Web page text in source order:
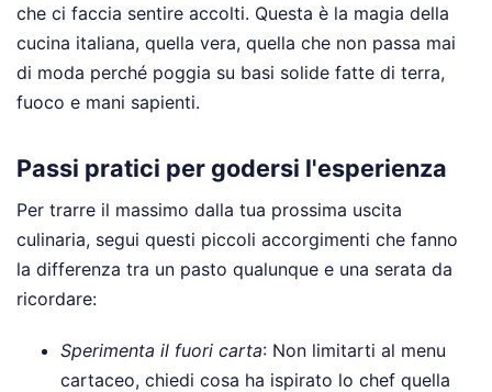
che ci faccia sentire accolti. Questa è la magia della
cucina italiana, quella vera, quella che non passa mai
di moda perché poggia su basi solide fatte di terra,
fuoco e mani sapienti.
Passi pratici per godersi l'esperienza
Per trarre il massimo dalla tua prossima uscita
culinaria, segui questi piccoli accorgimenti che fanno
la differenza tra un pasto qualunque e una serata da
ricordare:
Sperimenta il fuori carta: Non limitarti al menu
cartaceo, chiedi cosa ha ispirato lo chef quella